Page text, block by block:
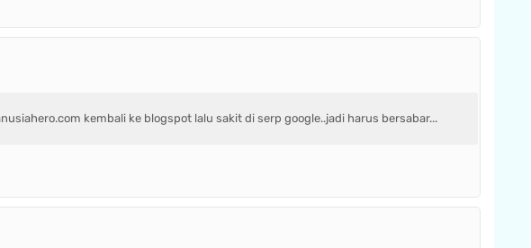
kembali ke blogspot lalu sakit di serp google..jadi harus bersabar...